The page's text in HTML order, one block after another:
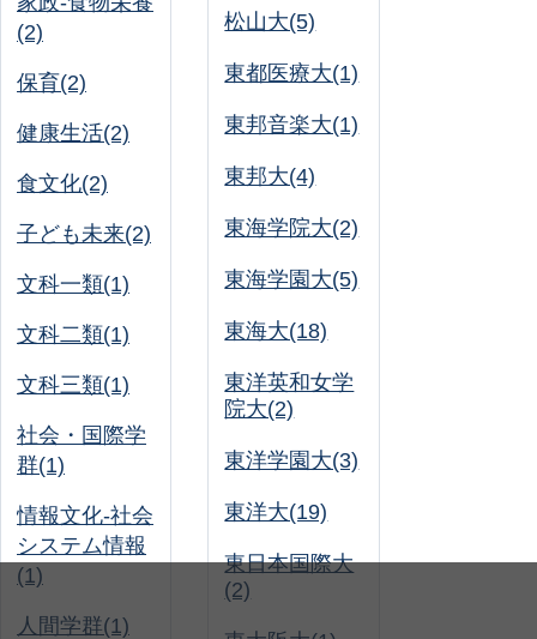
(2)
保育(2)
健康生活(2)
食文化(2)
子ども未来(2)
文科一類(1)
文科二類(1)
文科三類(1)
社会・国際学
群(1)
情報文化-社会
システム情報
(1)
人間学群(1)
松山大(5)
東都医療大(1)
東邦音楽大(1)
東邦大(4)
東海学院大(2)
東海学園大(5)
東海大(18)
東洋英和女学
院大(2)
東洋学園大(3)
東洋大(19)
東日本国際大
(2)